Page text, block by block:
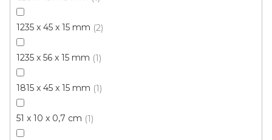
1235 x 45 x 15 mm 2
1235 x 56 x 15 mm 1
1815 x 45 x 15 mm 1
51 x 10 x 0,7 cm 1
91 Kč
Béžová